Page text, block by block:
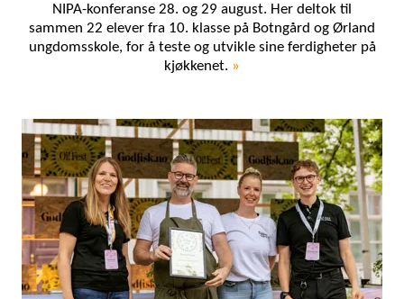
NIPA-konferanse 28. og 29 august. Her deltok til
sammen 22 elever fra 10. klasse på Botngård og Ørland
ungdomsskole, for å teste og utvikle sine ferdigheter på
kjøkkenet. »